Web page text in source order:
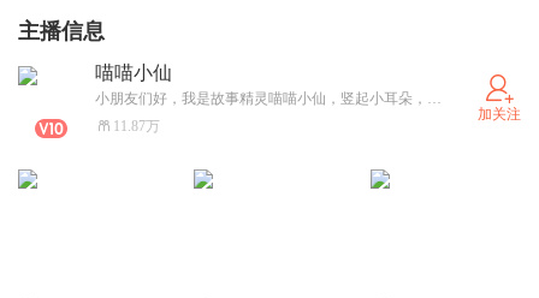
主播信息
喵喵小仙
小朋友们好，我是故事精灵喵喵小仙，竖起小耳朵，和我一起开启故事之旅吧！故事永不散场，我们一起长大！
11.87万
加关注